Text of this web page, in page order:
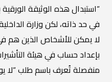
“استبدال هذه الوثيقة الورقية
في حد ذاته، لكن وزارة
لا يمكن للأشخاص الذين هم
بإعداد حساب في هيئة
منفصلة تُعرف باسم طلب “لا